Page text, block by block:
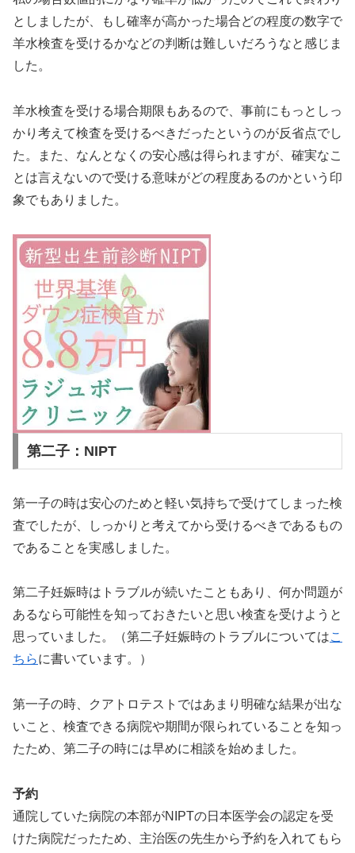
としましたが、もし確率が高かった場合どの程度の数字で
羊水検査を受けるかなどの判断は難しいだろうなと感じま
した。
羊水検査を受ける場合期限もあるので、事前にもっとしっ
かり考えて検査を受けるべきだったというのが反省点でし
た。また、なんとなくの安心感は得られますが、確実なこ
とは言えないので受ける意味がどの程度あるのかという印
象でもありました。
第二子：NIPT
第一子の時は安心のためと軽い気持ちで受けてしまった検
査でしたが、しっかりと考えてから受けるべきであるもの
であることを実感しました。
第二子妊娠時はトラブルが続いたこともあり、何か問題が
あるなら可能性を知っておきたいと思い検査を受けようと
思っていました。（第二子妊娠時のトラブルについてはこ
ちらに書いています。）
第一子の時、クアトロテストではあまり明確な結果が出な
いこと、検査できる病院や期間が限られていることを知っ
たため、第二子の時には早めに相談を始めました。
予約
通院していた病院の本部がNIPTの日本医学会の認定を受
けた病院だったため、主治医の先生から予約を入れてもら